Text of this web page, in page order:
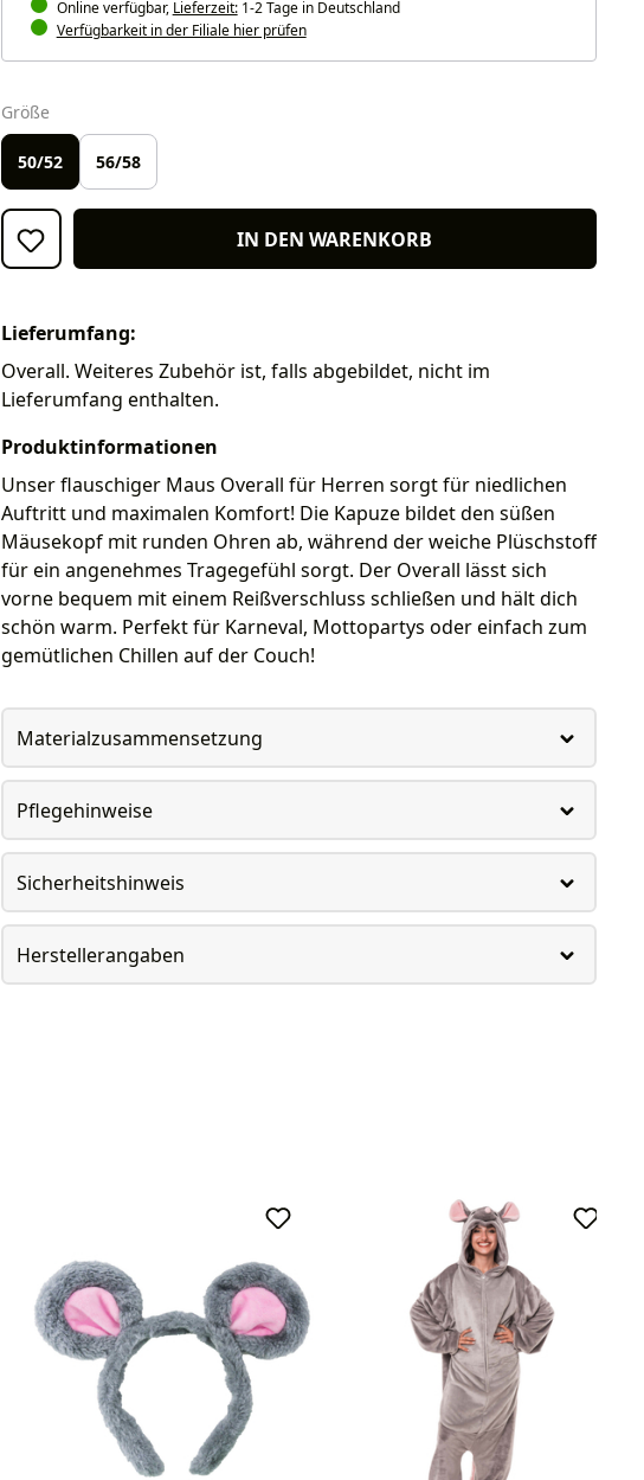
Online verfügbar, Lieferzeit:1-2 Tage in Deutschland
Verfügbarkeit in der Filiale hier prüfen
Größeauswählen
50/52 56/58
IN DEN WARENKORB
Lieferumfang:
Overall. Weiteres Zubehör ist, falls abgebildet, nicht im
Lieferumfang enthalten.
Produktinformationen
Unser flauschiger Maus Overall für Herren sorgt für niedlichen
Auftritt und maximalen Komfort! Die Kapuze bildet den süßen
Mäusekopf mit runden Ohren ab, während der weiche Plüschstoff
für ein angenehmes Tragegefühl sorgt. Der Overall lässt sich
vorne bequem mit einem Reißverschluss schließen und hält dich
schön warm. Perfekt für Karneval, Mottopartys oder einfach zum
gemütlichen Chillen auf der Couch!
Materialzusammensetzung
Pflegehinweise
Sicherheitshinweis
Herstellerangaben